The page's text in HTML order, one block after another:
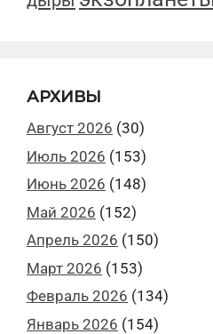
АРХИВЫ
Август 2026 (30)
Июль 2026 (153)
Июнь 2026 (148)
Май 2026 (152)
Апрель 2026 (150)
Март 2026 (153)
Февраль 2026 (134)
Январь 2026 (154)